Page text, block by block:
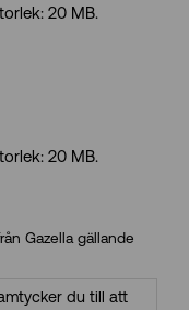
20 MB.
20 MB.
Gazella gällande
du till att